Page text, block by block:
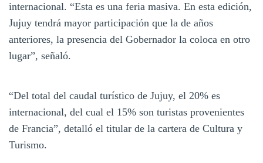
internacional. “Esta es una feria masiva. En esta edición,
Jujuy tendrá mayor participación que la de años
anteriores, la presencia del Gobernador la coloca en otro
lugar”, señaló.
“Del total del caudal turístico de Jujuy, el 20% es
internacional, del cual el 15% son turistas provenientes
de Francia”, detalló el titular de la cartera de Cultura y
Turismo.